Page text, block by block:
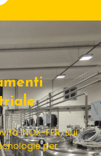
INOX-FER, sui
per